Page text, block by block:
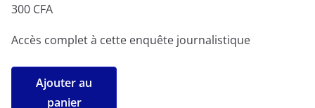
300 CFA
Accès complet à cette enquête journalistique
quantitéAjouter au
panier